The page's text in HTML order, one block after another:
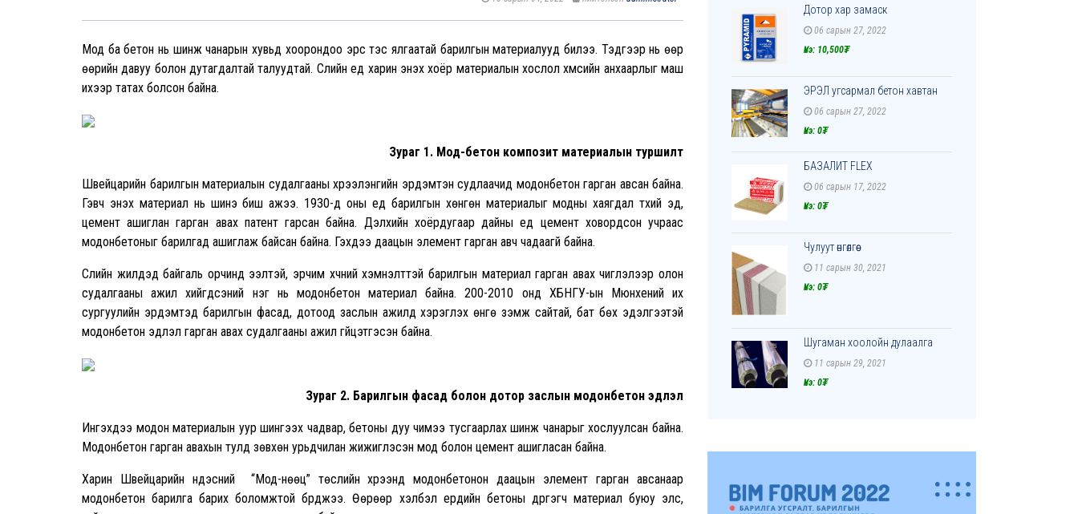
Дотор хар замаск
06 сарын 27, 2022
Үнэ: 10,500₮
ЭРЭЛ угсармал бетон хавтан
06 сарын 27, 2022
Үнэ: 0₮
БАЗАЛИТ FLEX
06 сарын 17, 2022
Үнэ: 0₮
Чулуут өнгөлгөө
11 сарын 30, 2021
Үнэ: 0₮
Шугаман хоолойн дулаалга
11 сарын 29, 2021
Үнэ: 0₮
Мод ба бетон нь шинж чанарын хувьд хоорондоо эрс тэс ялгаатай барилгын материалууд билээ. Тэдгээр нь өөр
өөрийн давуу болон дутагдалтай талуудтай. Сүүлийн үед харин энэхүү хоёр материалын хослол хүмүүсийн анхаарлыг маш
ихээр татах болсон байна.
Зураг 1. Мод-бетон композит материалын туршилт
Швейцарийн барилгын материалын судалгааны хүрээлэнгийн эрдэмтэн судлаачид модонбетон гарган авсан байна.
Гэвч энэхүү материал нь шинэ биш ажээ. 1930-д оны үед барилгын хөнгөн материалыг модны хаягдал түүхий эд,
цемент ашиглан гарган авах патент гарсан байна. Дэлхийн хоёрдугаар дайны үед цемент ховордсон учраас
модонбетоныг барилгад ашиглаж байсан байна. Гэхдээ даацын элемент гарган авч чадаагүй байна.
Сүүлийн жилүүдэд байгаль орчинд ээлтэй, эрчим хүчний хэмнэлттэй барилгын материал гарган авах чиглэлээр олон
судалгааны ажил хийгдсэний нэг нь модонбетон материал байна. 200-2010 онд ХБНГУ-ын Мюнхений их
сургуулийн эрдэмтэд барилгын фасад, дотоод заслын ажилд хэрэглэх өнгө үзэмж сайтай, бат бөх эдэлгээтэй
модонбетон эдлэл гарган авах судалгааны ажил гүйцэтгэсэн байна.
Зураг 2. Барилгын фасад болон дотор заслын модонбетон эдлэл
Ингэхдээ модон материалын уур шингээх чадвар, бетоны дуу чимээ тусгаарлах шинж чанарыг хослуулсан байна.
Модонбетон гарган авахын тулд зөвхөн урьдчилан жижиглэсэн мод болон цемент ашигласан байна.
Харин Швейцарийн үндэсний “Мод-нөөц” төслийн хүрээнд модонбетонон даацын элемент гарган авсанаар
модонбетон барилга барих боломжтой бүрджээ. Өөрөөр хэлбэл ердийн бетоны дүүргэгч материал буюу элс,